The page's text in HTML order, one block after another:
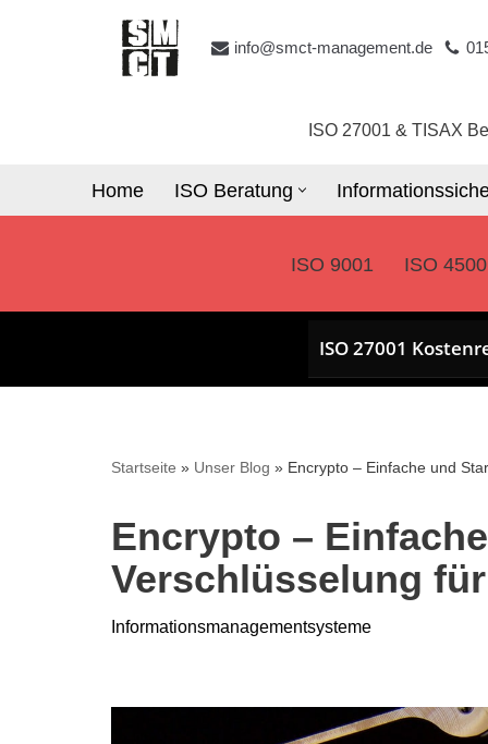
info@smct-management.de
ISO 27001 & TISAX
Home ISO Beratung
ISO 9001 ISO
ISO 27001
Startseite » Unser Blog » Encrypto – Einfache und
Encrypto –
Verschlüsselung
Informationsmanagementsysteme